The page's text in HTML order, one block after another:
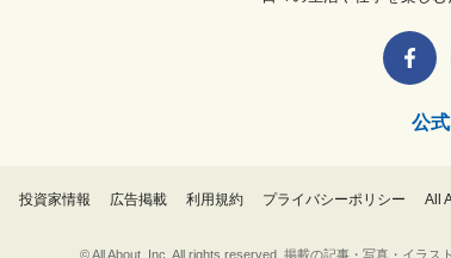
公
投資家情報 広告掲載 利用規約 プライバシーポリシー All
© All About, Inc. All rights reserved. 掲載の記事・写真・イラ